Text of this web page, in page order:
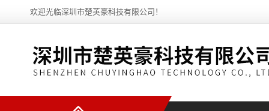
欢迎光临深圳市楚英豪科技有限公司！